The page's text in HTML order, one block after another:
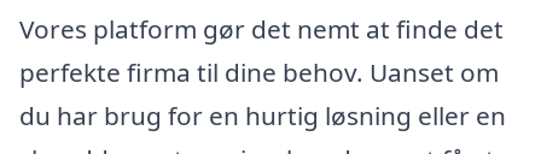
Vores platform gør det nemt at finde det
perfekte firma til dine behov. Uanset om
du har brug for en hurtig løsning eller en